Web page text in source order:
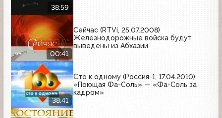
38:59
00:41
Сейчас (RTVi, 25.07.2008)
Железнодорожные войска будут
выведены из Абхазии
38:41
Сто к одному (Россия-1, 17.04.2010)
«Поющая Фа-Соль» — «Фа-Соль за
кадром»